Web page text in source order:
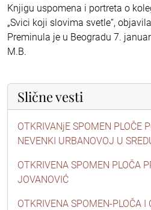
Knjigu uspomena i portreta o
„Svici koji slovima svetle“,
Preminula je u Beogradu 7.
M.B.
Slične vesti
OTKRIVANjE SPOMEN PLOČE
NEVENKI URBANOVOJ U
OTKRIVENA SPOMEN PLOČA
JOVANOVIĆ
OTKRIVENA SPOMEN-PLOČA I